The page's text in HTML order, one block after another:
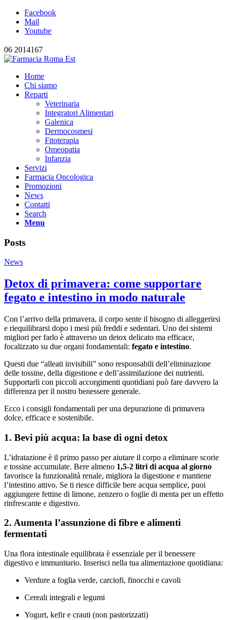
Facebook
Mail
Youtube
06 2014167
Home
Chi siamo
Reparti
Veterinaria
Integratori Alimentari
Galenica
Dermocosmesi
Fitoterapia
Omeopatia
Infanzia
Servizi
Farmacia Oncologica
Promozioni
News
Contatti
Search
Menu
Posts
News
Detox di primavera: come supportare
fegato e intestino in modo naturale
Con l’arrivo della primavera, il corpo sente il bisogno di alleggerirsi
e riequilibrarsi dopo i mesi più freddi e sedentari. Uno dei sistemi
migliori per farlo è attraverso un detox delicato ma efficace,
focalizzato su due organi fondamentali: fegato e intestino.
Questi due “alleati invisibili” sono responsabili dell’eliminazione
delle tossine, della digestione e dell’assimilazione dei nutrienti.
Supportarli con piccoli accorgimenti quotidiani può fare davvero la
differenza per il nostro benessere generale.
Ecco i consigli fondamentali per una depurazione di primavera
dolce, efficace e sostenibile.
1. Bevi più acqua: la base di ogni detox
L’idratazione è il primo passo per aiutare il corpo a eliminare scorie
e tossine accumulate. Bere almeno 1,5-2 litri di acqua al giorno
favorisce la funzionalità renale, migliora la digestione e mantiene
l’intestino attivo. Se ti riesce difficile bere acqua semplice, puoi
aggiungere fettine di limone, zenzero o foglie di menta per un effetto
rinfrescante e digestivo.
2. Aumenta l’assunzione di fibre e alimenti
fermentati
Una flora intestinale equilibrata è essenziale per il benessere
digestivo e immunitario. Inserisci nella tua alimentazione quotidiana:
Verdure a foglia verde, carciofi, finocchi e cavoli
Cereali integrali e legumi
Yogurt, kefir e crauti (non pastorizzati)